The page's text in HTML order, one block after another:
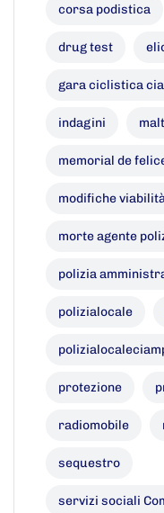
corsa podistica
drug test
gara ciclistica
indagini
memorial de
modifiche
morte agente
polizia
polizialocale
protezione
radiomobile
sequestro
servizi sociali